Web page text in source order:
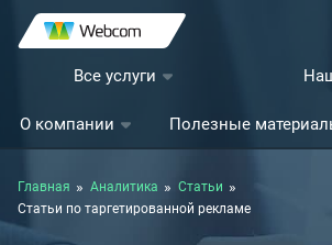
Все услуги
О компании Полезные
Главная Аналитика
Статьи
Статьи по таргетированной рекламе